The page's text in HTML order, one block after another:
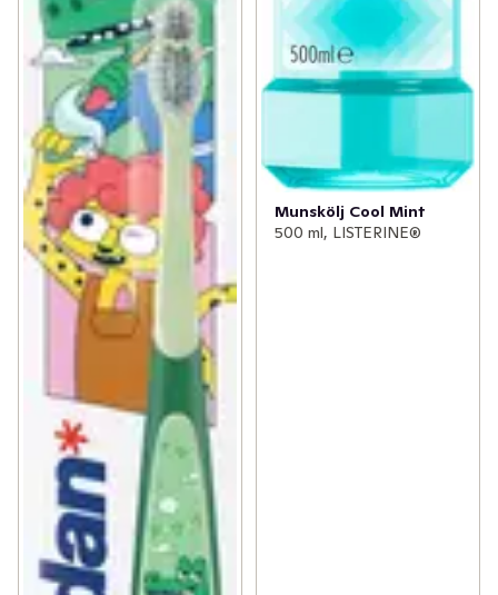
Munskölj Cool Mint
500 ml, LISTERINE®